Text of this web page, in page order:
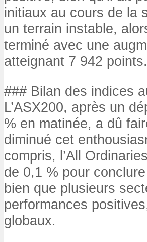
initiaux au cours de la
un terrain instable,
terminé avec une
atteignant 7 942 points.
### Bilan des indices
L’ASX200, après un
% en matinée, a dû
diminué cet
compris, l’All
de 0,1 % pour
bien que plusieurs
performances
globaux.